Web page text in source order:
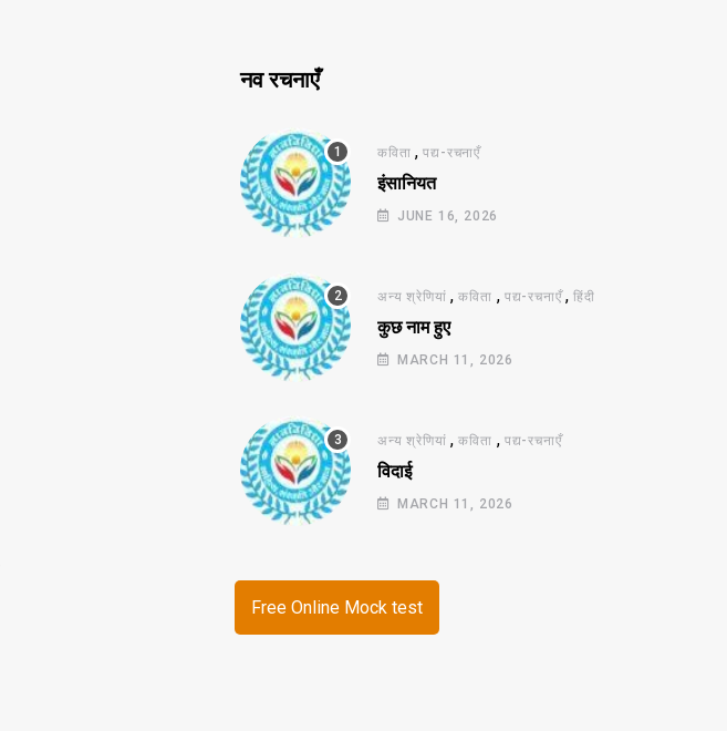
नव रचनाएँ
कविता ,पद्य-रचनाएँ
इंसानियत
JUNE 16, 2026
अन्य श्रेणियां ,कविता , पद्य-रचनाएँ,हिंदी
कुछ नाम हुए
MARCH 11, 2026
अन्य श्रेणियां ,कविता , पद्य-रचनाएँ
विदाई
MARCH 11, 2026
Free Online Mock test